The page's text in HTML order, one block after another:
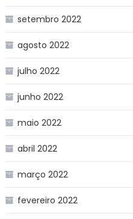
setembro 2022
agosto 2022
julho 2022
junho 2022
maio 2022
abril 2022
março 2022
fevereiro 2022